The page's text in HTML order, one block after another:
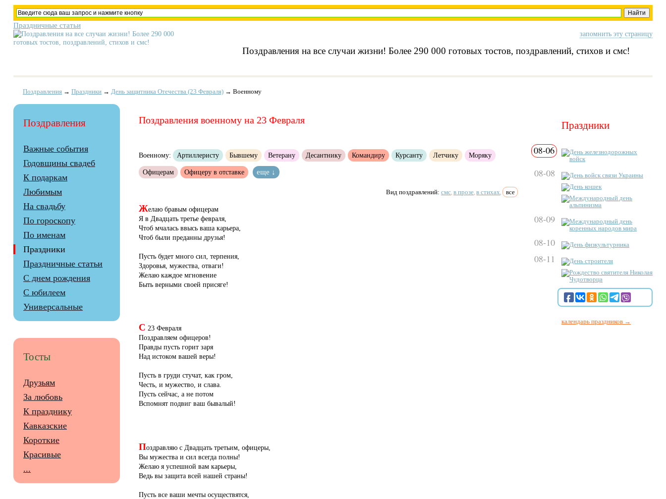
Праздничные статьи
запомнить эту страницу
Поздравления на все случаи жизни! Более 290 000 готовых тостов, поздравлений, стихов и смс!
Поздравления → Праздники → День защитника Отечества (23 Февраля) → Военному
Поздравления военному на 23 Февраля
Военному: Артиллеристу Бывшему Ветерану Десантнику Командиру Курсанту Летчику Моряку
Офицерам Офицеру в отставке еще ↓
Вид поздравлений:смс в прозе в стихах все
Желаю бравым офицерам
Я в Двадцать третье февраля,
Чтоб мчалась ввысь ваша карьера,
Чтоб были преданны друзья!
Пусть будет много сил, терпения,
Здоровья, мужества, отваги!
Желаю каждое мгновение
Быть верными своей присяге!
С 23 Февраля
Поздравляем офицеров!
Правды пусть горит заря
Над истоком вашей веры!
Пусть в груди стучат, как гром,
Честь, и мужество, и слава.
Пусть сейчас, а не потом
Вспомнят подвиг ваш бывалый!
Поздравляю с Двадцать третьим, офицеры,
Вы мужества и сил всегда полны!
Желаю я успешной вам карьеры,
Ведь вы защита всей нашей страны!
Пусть все ваши мечты осуществятся,
Поздравления
Важные события
Годовщины свадеб
К подаркам
Любимым
На свадьбу
По гороскопу
По именам
Праздники
Праздничные статьи
С днем рождения
С юбилеем
Универсальные
Тосты
Друзьям
За любовь
К празднику
Кавказские
Короткие
Красивые
...
Праздники
08-06
День железнодорожных
войск
08-08
День войск связи Украины
День кошек
Международный день
альпинизма
08-09
Международный день
коренных народов мира
08-10 День физкультурника
08-11
День строителя
Рождество святителя Николая
Чудотворца
календарь праздников →